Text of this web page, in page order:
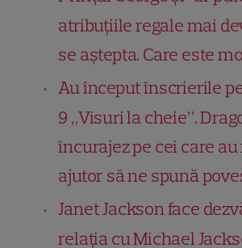
atribuțiile regale mai
se aștepta. Care este
Au început înscrierile
9 „Visuri la cheie”.
încurajez pe cei care
ajutor să ne spună
Janet Jackson face
relația cu Michael